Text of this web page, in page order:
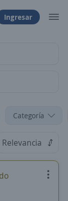
Ingresar
Categoría
Relevancia